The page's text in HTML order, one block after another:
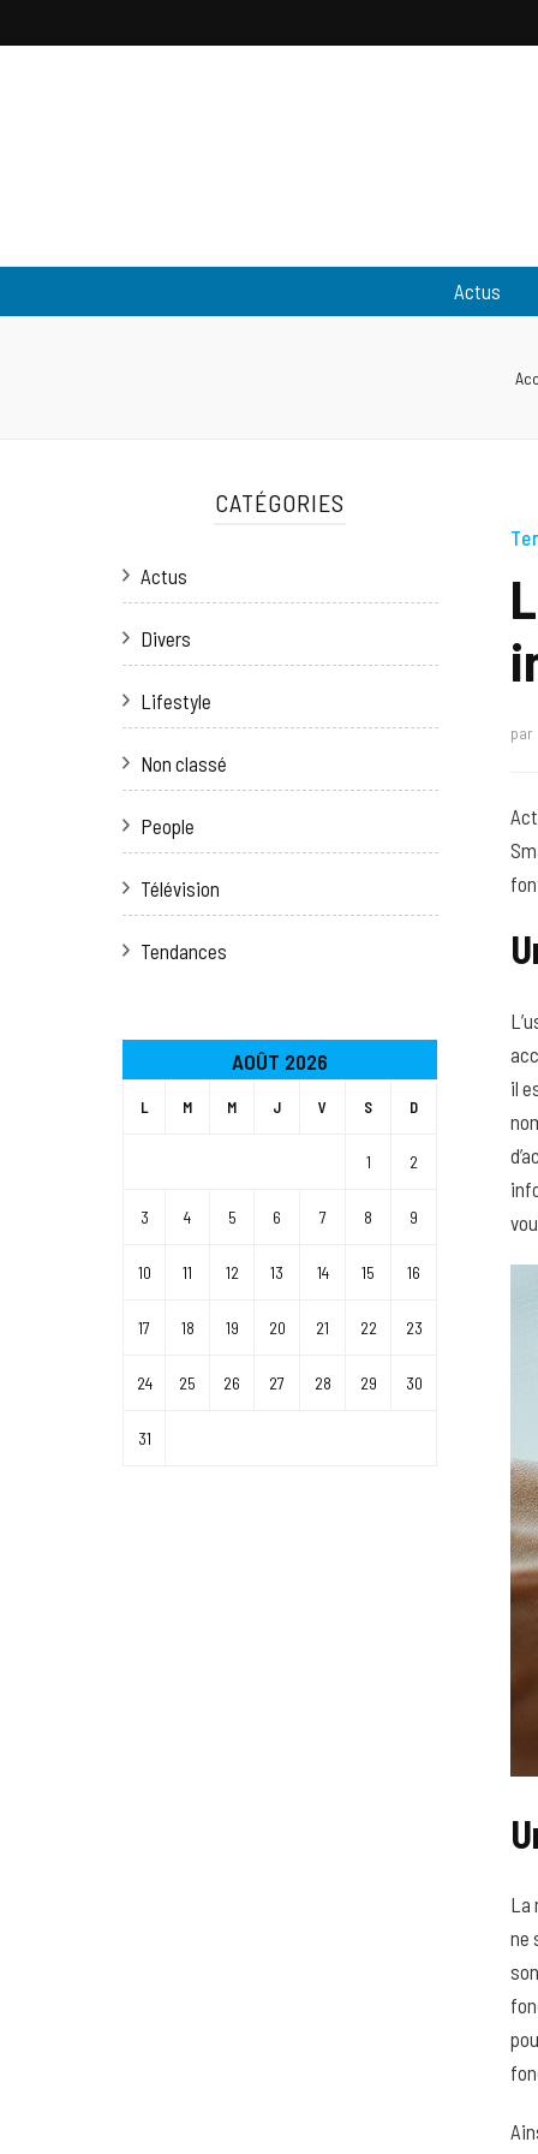
Actus
par
il
La
ne
CATÉGORIES
Actus
Divers
Lifestyle
Non classé
People
Télévision
Tendances
AOÛT 2026
L M M J V S D
1 2
3 4 5 6 7 8 9
10 11 12 13 14 15 16
17 18 19 20 21 22 23
24 25 26 27 28 29 30
31